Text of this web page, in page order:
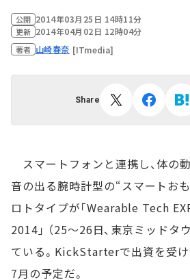
公開 2014年03月25日 14時11分
更新 2014年04月02日 12時04分
著者 山崎春奈 [ITmedia]
Share
スマートフォンと連携し、体の
音の出る腕時計型の“スマートおも
ロトタイプが｢Wearable Tech
2014｣ （25～26日、東京ミッドタ
ている。KickStarterで出資を受け
7月の予定だ。